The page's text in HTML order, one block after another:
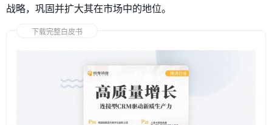
战略，巩固并扩大其在市场中的地位。
下载完整白皮书